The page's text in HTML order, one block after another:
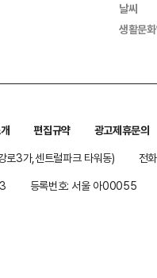
날씨
생활문
편집규약
광고제휴문의
로3가,센트럴파크 타워동)
전
등록번호: 서울 아00055